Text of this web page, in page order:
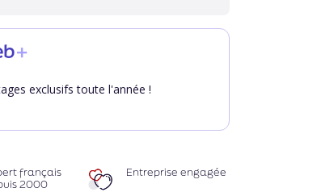
+
exclusifs toute l'année !
français
2000
Entreprise engagée